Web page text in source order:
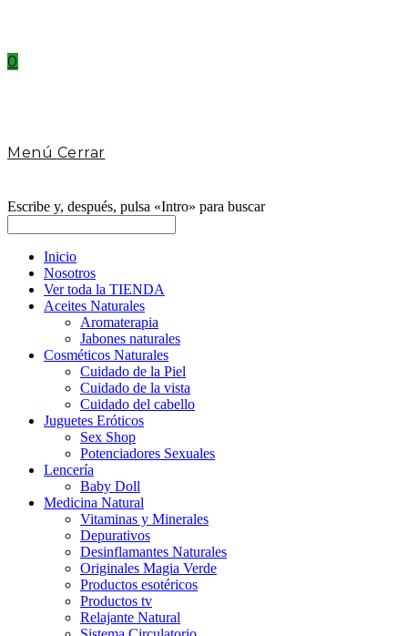
0
Menú Cerrar
Escribe y, después, pulsa «Intro» para buscar
Inicio
Nosotros
Ver toda la TIENDA
Aceites Naturales
Aromaterapia
Jabones naturales
Cosméticos Naturales
Cuidado de la Piel
Cuidado de la vista
Cuidado del cabello
Juguetes Eróticos
Sex Shop
Potenciadores Sexuales
Lencería
Baby Doll
Medicina Natural
Vitaminas y Minerales
Depurativos
Desinflamantes Naturales
Originales Magia Verde
Productos esotéricos
Productos tv
Relajante Natural